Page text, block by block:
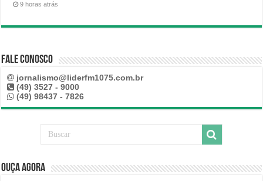
9 horas atrás
Fale Conosco
jornalismo@liderfm1075.com.br
(49) 3527 - 9000
(49) 98437 - 7826
Ouça Agora